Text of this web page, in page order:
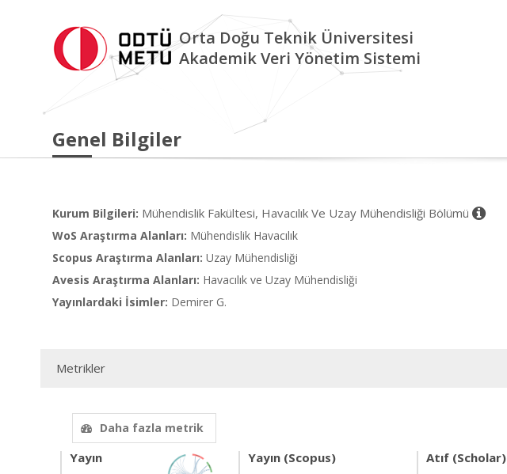
Orta Doğu Teknik Üniversitesi
Akademik Veri Yönetim Sistemi
Genel Bilgiler
Kurum Bilgileri: Mühendislik Fakültesi, Havacılık Ve Uzay Mühendisliği Bölümü
WoS Araştırma Alanları: Mühendislik Havacılık
Scopus Araştırma Alanları: Uzay Mühendisliği
Avesis Araştırma Alanları: Havacılık ve Uzay Mühendisliği
Yayınlardaki İsimler: Demirer G.
Metrikler
Daha fazla metrik
Yayın Yayın (Scopus) Atıf (Scholar)